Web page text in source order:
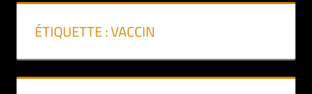
ÉTIQUETTE :VACCIN